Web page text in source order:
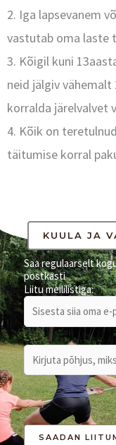
2. Iga lapsevanem
vastutab oma laste
3. Kõigil kuni
neid jälgiv vähemalt
korralda järelvalvet
4. Kõik on
täitumise korral
KUULA JA
Saa regulaarselt
postkasti
Liitu meililistiga: